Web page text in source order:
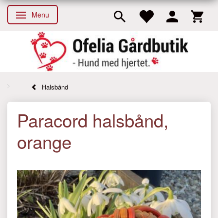
Skifte navigation
Menu
Halsbånd
Paracord halsbånd,
orange